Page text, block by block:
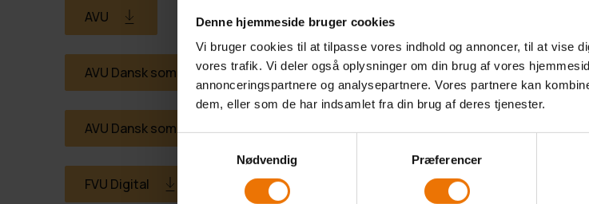
Denne hjemmeside bruger cookies
Vi bruger cookies til at tilpasse vores indhold og annoncer, til at vise
vores trafik. Vi deler også oplysninger om din brug af vores
annonceringspartnere og analysepartnere. Vores partnere kan
dem, eller som de har indsamlet fra din brug af deres tjenester.
Nødvendig
Præferencer
AVU
AVU Dansk som andetsprog (DSA)
AVU Dansk som andetsprog (DSA,Vejen)
FVU Digital